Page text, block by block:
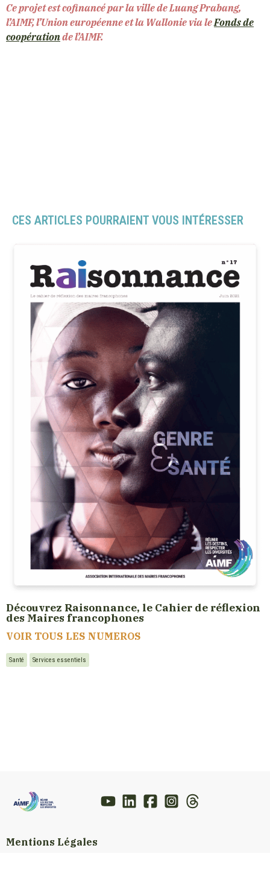
Ce projet est cofinancé par la ville de Luang Prabang,
l’AIMF, l’Union européenne et la Wallonie via leFonds de
coopérationde l’AIMF.
CES ARTICLES POURRAIENT VOUS INTÉRESSER
Découvrez Raisonnance, le Cahier de réflexion
des Maires francophones
VOIR TOUS LES NUMEROS
Santé Services essentiels
Mentions Légales